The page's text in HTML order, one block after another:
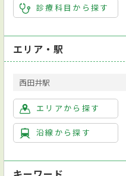
診療科目から探す
エリア・駅
西田井駅
エリアから探す
沿線から探す